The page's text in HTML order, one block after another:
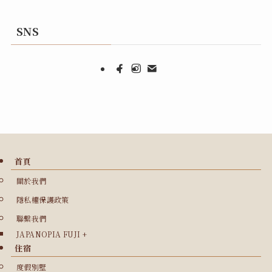
SNS
首頁
關於我們
隱私權保護政策
聯繫我們
JAPANOPIA FUJI +
住宿
度假別墅